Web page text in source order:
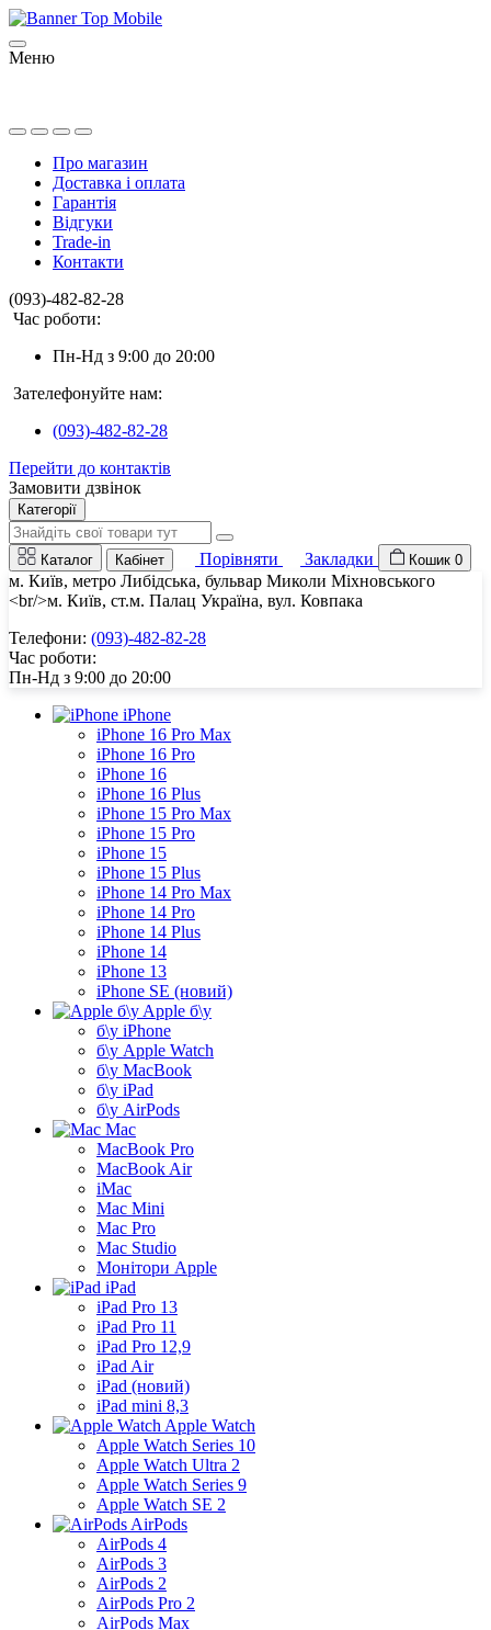
Меню
Про магазин
Доставка і оплата
Гарантія
Відгуки
Trade-in
Контакти
(093)-482-82-28
Час роботи:
Пн-Нд з 9:00 до 20:00
Зателефонуйте нам:
(093)-482-82-28
Перейти до контактів
Замовити дзвінок
Категорії
Каталог Кабінет Порівняти Закладки Кошик 0
м. Київ, метро Либідська, бульвар Миколи Міхновського
<br/>м. Київ, ст.м. Палац Україна, вул. Ковпака
Телефони: (093)-482-82-28
Час роботи:
Пн-Нд з 9:00 до 20:00
iPhone
iPhone 16 Pro Max
iPhone 16 Pro
iPhone 16
iPhone 16 Plus
iPhone 15 Pro Max
iPhone 15 Pro
iPhone 15
iPhone 15 Plus
iPhone 14 Pro Max
iPhone 14 Pro
iPhone 14 Plus
iPhone 14
iPhone 13
iPhone SE (новий)
Apple б\у
б\у iPhone
б\у Apple Watch
б\у MacBook
б\у iPad
б\у AirPods
Mac
MacBook Pro
MacBook Air
iMac
Mac Mini
Mac Pro
Mac Studio
Монітори Apple
iPad
iPad Pro 13
iPad Pro 11
iPad Pro 12,9
iPad Air
iPad (новий)
iPad mini 8,3
Apple Watch
Apple Watch Series 10
Apple Watch Ultra 2
Apple Watch Series 9
Apple Watch SE 2
AirPods
AirPods 4
AirPods 3
AirPods 2
AirPods Pro 2
AirPods Max